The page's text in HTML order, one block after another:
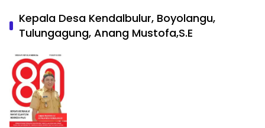
Kepala Desa Kendalbulur, Boyolangu,
Tulungagung, Anang Mustofa,S.E